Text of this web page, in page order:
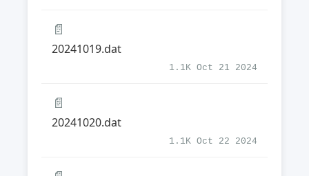
📄
20241019.dat
1.1K Oct 21 2024
📄
20241020.dat
1.1K Oct 22 2024